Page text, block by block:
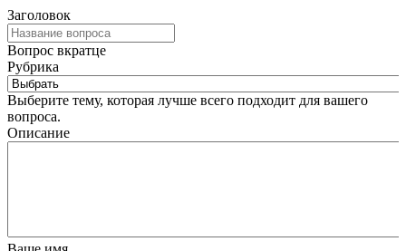
Заголовок
Вопрос вкратце
Рубрика
Выберите тему, которая лучше всего подходит для вашего
вопроса.
Описание